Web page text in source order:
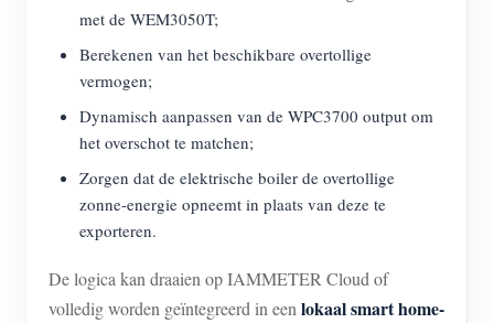
met de WEM3050T;
Berekenen van het beschikbare overtollige
vermogen;
Dynamisch aanpassen van de WPC3700 output om
het overschot te matchen;
Zorgen dat de elektrische boiler de overtollige
zonne-energie opneemt in plaats van deze te
exporteren.
De logica kan draaien op IAMMETER Cloud of
volledig worden geïntegreerd in een lokaal smart home-